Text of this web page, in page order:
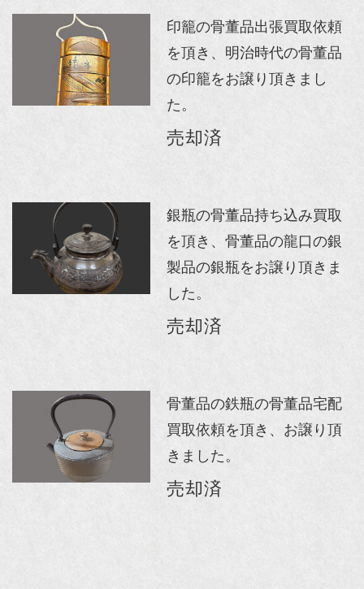
印籠の骨董品出張買取依頼
を頂き、明治時代の骨董品
の印籠をお譲り頂きまし
た。
売却済
銀瓶の骨董品持ち込み買取
を頂き、骨董品の龍口の銀
製品の銀瓶をお譲り頂きま
した。
売却済
骨董品の鉄瓶の骨董品宅配
買取依頼を頂き、お譲り頂
きました。
売却済